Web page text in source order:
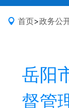
首页>政务公
岳阳
督管